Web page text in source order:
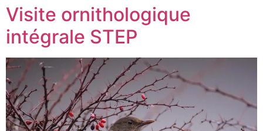
Visite ornithologique
intégrale STEP